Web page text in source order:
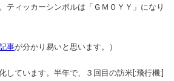
ティッカーシンボルは「ＧＭＯＹＹ」になり
事が分かり易いと思います。）
しています。半年で、３回目の訪米[:飛行機:]